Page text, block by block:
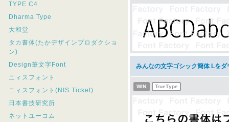
TYPE C4
Dharma Type
大和堂
タカ書体(たかデザインプロダクショ
ン)
Design筆文字Font
ニィスフォント
ニィスフォント(NIS Ticket)
日本書技研究所
ネットユーコム
みんなの文字ゴシック簡体 Lをダ
WIN TrueType